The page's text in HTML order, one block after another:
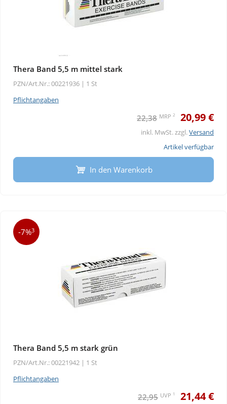
Thera Band 5,5 m mittel stark
PZN/Art.Nr.: 00221936 | 1 St
Pflichtangaben
22,38 MRP 2 20,99 €
inkl. MwSt. zzgl.Versand
Artikel verfügbar
In den Warenkorb
-7%3
Thera Band 5,5 m stark grün
PZN/Art.Nr.: 00221942 | 1 St
Pflichtangaben
22,95 UVP 1 21,44 €